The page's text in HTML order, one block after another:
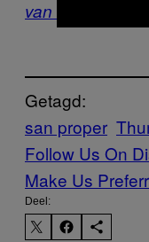
van Nederland
Getagd:
san proper
Follow Us On
Make Us
Deel: